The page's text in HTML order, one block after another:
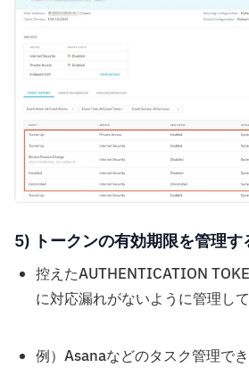
5) トークンの有効期限を管理す
控えたAUTHENTICATION
に対応漏れがないように管理し
例）Asanaなどのタスク管理で